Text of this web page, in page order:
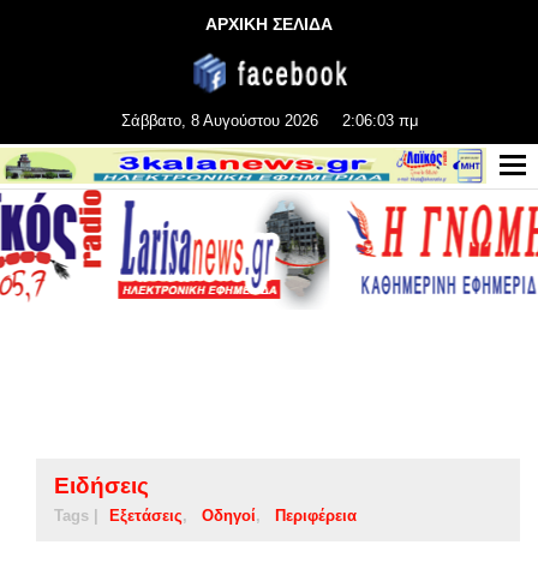
ΑΡΧΙΚΗ ΣΕΛΙΔΑ
Σάββατο, 8 Αυγούστου 2026 2:06:03 πμ
Ειδήσεις
Tags | Εξετάσεις Οδηγοί Περιφέρεια